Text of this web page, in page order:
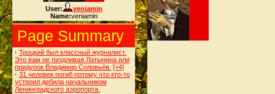
User:
veniamin
Name:veniamin
Page Summary
· Троцкий был классный журналист.
Это вам не пиздливая Латынина или
придурок Владимир Соловьёв. [+4]
· 31 человек погиб потому что кто-то
устроил дебила начальником
Ленинградского аэропорта.